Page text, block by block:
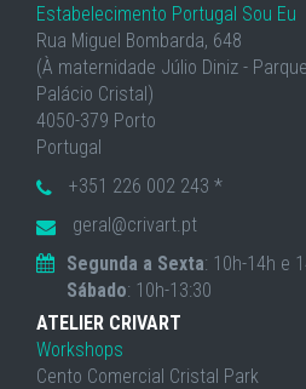
Estabelecimento Portugal Sou Eu
Rua Miguel Bombarda, 648
(À maternidade Júlio Diniz -
Palácio Cristal)
4050-379 Porto
Portugal
+351 226 002 243 *
geral@crivart.pt
Segunda a Sexta: 10h-14h e
Sábado: 10h-13:30
ATELIER CRIVART
Workshops
Cento Comercial Cristal Park